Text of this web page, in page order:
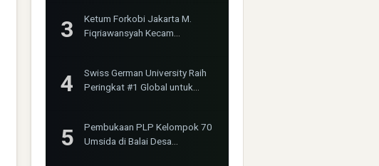
Ketum Forkobi Jakarta M.
Fiqriawansyah Kecam
Bima Jakarta
Swiss German University Raih
Peringkat #1 Global untuk
Pembukaan PLP Kelompok 70
Umsida di Balai Desa